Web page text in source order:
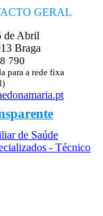
GERAL
de Abril
Braga
790
para a rede fixa
de Saúde
- Técnico